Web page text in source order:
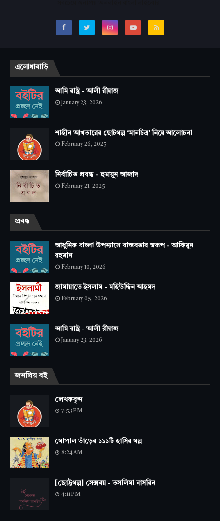
এলোধাবাড়ি
আমি রাষ্ট্র - আলী রীয়াজ
January 23, 2026
শাহীন আখতারের ছোটগল্প ‘মানচিত্র’ নিয়ে আলোচনা
February 26, 2025
নির্বাচিত প্রবন্ধ - হুমায়ুন আজাদ
February 21, 2025
প্রবন্ধ
আধুনিক বাংলা উপন্যাসে বাস্তবতার স্বরূপ - আকিমুন
রহমান
February 10, 2026
জামায়াতে ইসলাম - মহিউদ্দিন আহমদ
February 05, 2026
আমি রাষ্ট্র - আলী রীয়াজ
January 23, 2026
জনপ্রিয় বই
লেখকবৃন্দ
7:53 PM
গোপাল ভাঁড়ের ১১১টি হাসির গল্প
8:24 AM
[ছোট্টগল্প] সেক্সবয় - তসলিমা নাসরিন
4:11 PM